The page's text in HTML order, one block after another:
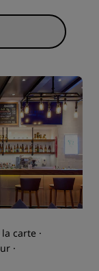
carte ·
·